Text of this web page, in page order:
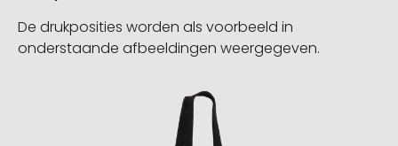
De drukposities worden als voorbeeld in
onderstaande afbeeldingen weergegeven.